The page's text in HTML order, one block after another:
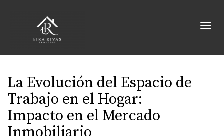
La Evolución del Espacio de
Trabajo en el Hogar:
Impacto en el Mercado
Inmobiliario